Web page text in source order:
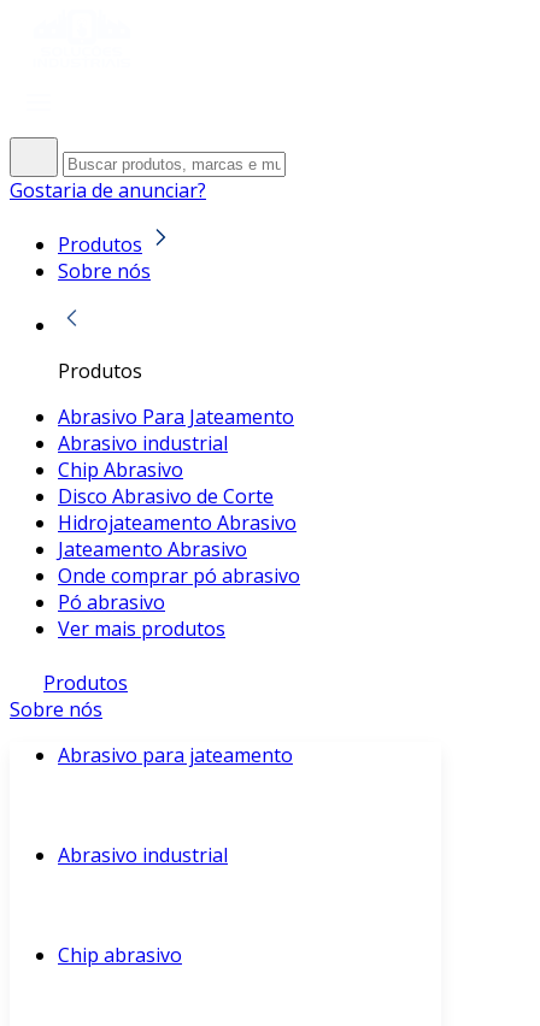
Gostaria de anunciar?
Produtos
Sobre nós
Produtos
Abrasivo Para Jateamento
Abrasivo industrial
Chip Abrasivo
Disco Abrasivo de Corte
Hidrojateamento Abrasivo
Jateamento Abrasivo
Onde comprar pó abrasivo
Pó abrasivo
Ver mais produtos
Produtos
Sobre nós
Abrasivo para jateamento
Abrasivo industrial
Chip abrasivo